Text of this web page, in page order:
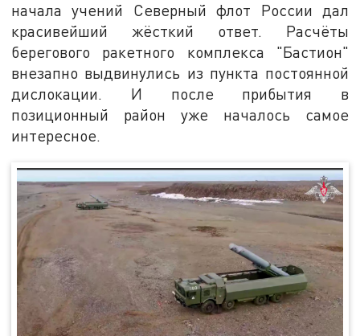
начала учений Северный флот России дал
красивейший жёсткий ответ. Расчёты
берегового ракетного комплекса "Бастион"
внезапно выдвинулись из пункта постоянной
дислокации. И после прибытия в
позиционный район уже началось самое
интересное.